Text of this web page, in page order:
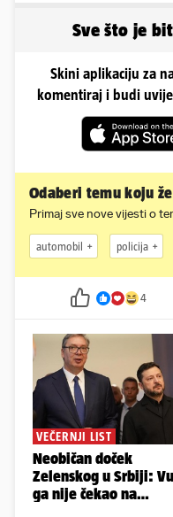
Sve što je
Skini aplikaciju za
komentiraj i budi
Odaberi temu koju
Primaj sve nove vijesti o
automobil policija
4